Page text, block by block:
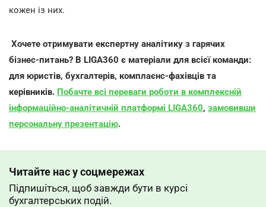
кожен із них.
Хочете отримувати експертну аналітику з гарячих
бізнес-питань? В LIGA360 є матеріали для всієї команди:
для юристів, бухгалтерів, комплаєнс-фахівців та
керівників. Побачте всі переваги роботи в комплексній
інформаційно-аналітичній платформі LIGA360, замовивши
персональну презентацію.
Читайте нас у соцмережах
Підпишіться, щоб завжди бути в курсі
бухгалтерських подій.